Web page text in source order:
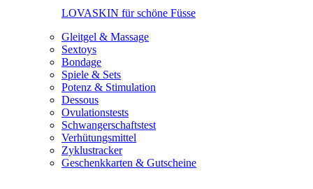
LOVASKIN für schöne Füsse
Gleitgel & Massage
Sextoys
Bondage
Spiele & Sets
Potenz & Stimulation
Dessous
Ovulationstests
Schwangerschaftstest
Verhütungsmittel
Zyklustracker
Geschenkkarten & Gutscheine